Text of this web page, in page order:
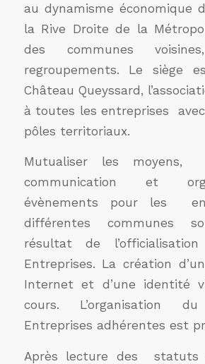
au dynamisme économique
la Rive Droite de la
des communes
regroupements. Le siège
Château Queyssard,
à toutes les entreprises
pôles territoriaux.
Mutualiser les moyens,
communication et
évènements pour les
différentes communes
résultat de
Entreprises. La création
Internet et d’une identité
cours. L’organisation
Entreprises adhérentes est
Après lecture des statuts